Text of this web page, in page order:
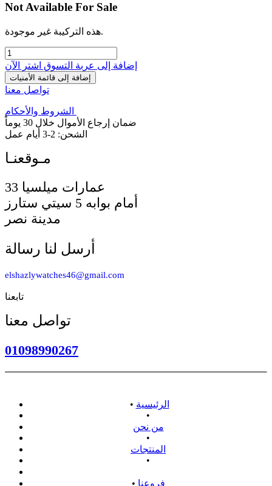
Not Available For Sale
هذه التركيبة غير موجودة.
إضافة إلى عربة التسوق اشترِ الآن
إضافة إلى قائمة الأمنيات
تواصل معنا
الشروط والأحكام
ضمان إرجاع الأموال خلال 30 يوماً
الشحن: 2-3 أيام عمل
أمام بوابه 5 سيتي ستارز
مدينة نصر
أرسل لنا رسالة
elshazlywatches46@gmail.com
تابعنا
تواصل معنا
01098990267
• الرئيسية
•
من نحن
•
المنتجات
•
• فروعنا